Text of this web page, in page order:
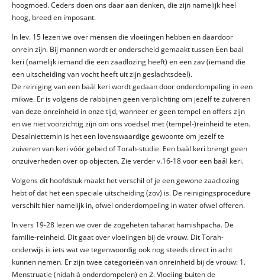
hoogmoed. Ceders doen ons daar aan denken, die zijn namelijk heel
hoog, breed en imposant.
In lev. 15 lezen we over mensen die vloeiingen hebben en daardoor
onrein zijn. Bij mannen wordt er onderscheid gemaakt tussen Een baäl
keri (namelijk iemand die een zaadlozing heeft) en een zav (iemand die
een uitscheiding van vocht heeft uit zijn geslachtsdeel).
De reiniging van een baäl keri wordt gedaan door onderdompeling in een
mikwe. Er is volgens de rabbijnen geen verplichting om jezelf te zuiveren
van deze onreinheid in onze tijd, wanneer er geen tempel en offers zijn
en we niet voorzichtig zijn om ons voedsel met (tempel-)reinheid te eten.
Desalniettemin is het een lovenswaardige gewoonte om jezelf te
zuiveren van keri vóór gebed of Torah-studie. Een baäl keri brengt geen
onzuiverheden over op objecten. Zie verder v.16-18 voor een baäl keri.
Volgens dit hoofdstuk maakt het verschil of je een gewone zaadlozing
hebt of dat het een speciale uitscheiding (zov) is. De reinigingsprocedure
verschilt hier namelijk in, ofwel onderdompeling in water ofwel offeren.
In vers 19-28 lezen we over de zogeheten taharat hamishpacha. De
familie-reinheid. Dit gaat over vloeiingen bij de vrouw. Dit Torah-
onderwijs is iets wat we tegenwoordig ook nog steeds direct in acht
kunnen nemen. Er zijn twee categorieën van onreinheid bij de vrouw: 1.
Menstruatie (nidah à onderdompelen) en 2. Vloeiing buiten de